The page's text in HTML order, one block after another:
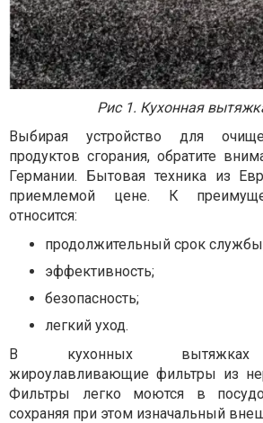
Рис 1. Кухонная
Выбирая устройство для
продуктов сгорания, обратите
Германии. Бытовая техника из
приемлемой цене. К
относится:
продолжительный срок
эффективность;
безопасность;
легкий уход.
В кухонных вытяжках
жироулавливающие фильтры из
Фильтры легко моются в
сохраняя при этом изначальный